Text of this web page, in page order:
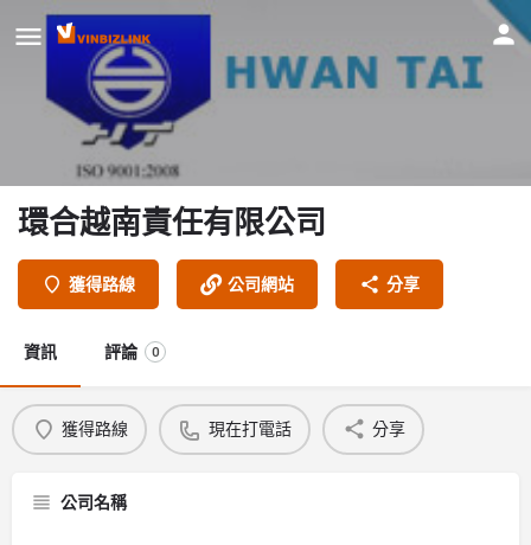
環合越南責任有限公司
獲得路線 公司網站 分享
資訊 評論 0
獲得路線 現在打電話 分享
公司名稱